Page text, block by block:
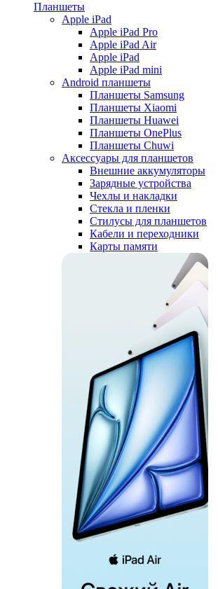
Планшеты
Apple iPad
Apple iPad Pro
Apple iPad Air
Apple iPad
Apple iPad mini
Android планшеты
Планшеты Samsung
Планшеты Xiaomi
Планшеты Huawei
Планшеты OnePlus
Планшеты Chuwi
Аксессуары для планшетов
Внешние аккумуляторы
Зарядные устройства
Чехлы и накладки
Стекла и пленки
Стилусы для планшетов
Кабели и переходники
Карты памяти